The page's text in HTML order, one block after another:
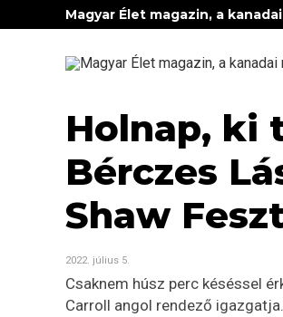
Magyar Élet magazin, a
Holnap, ki
Bérczes
Shaw
2022. július 5.
Csaknem húsz perc késéssel
Carroll angol rendező